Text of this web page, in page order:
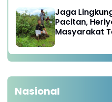
Jaga
Pacitan,
Masyarakat
Nasional